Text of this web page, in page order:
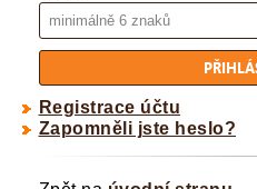
Registrace účtu
Zapomněli jste heslo?